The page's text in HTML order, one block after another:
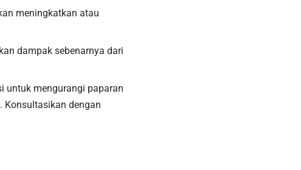
meningkatkan atau
dampak sebenarnya dari
untuk mengurangi paparan
Konsultasikan dengan